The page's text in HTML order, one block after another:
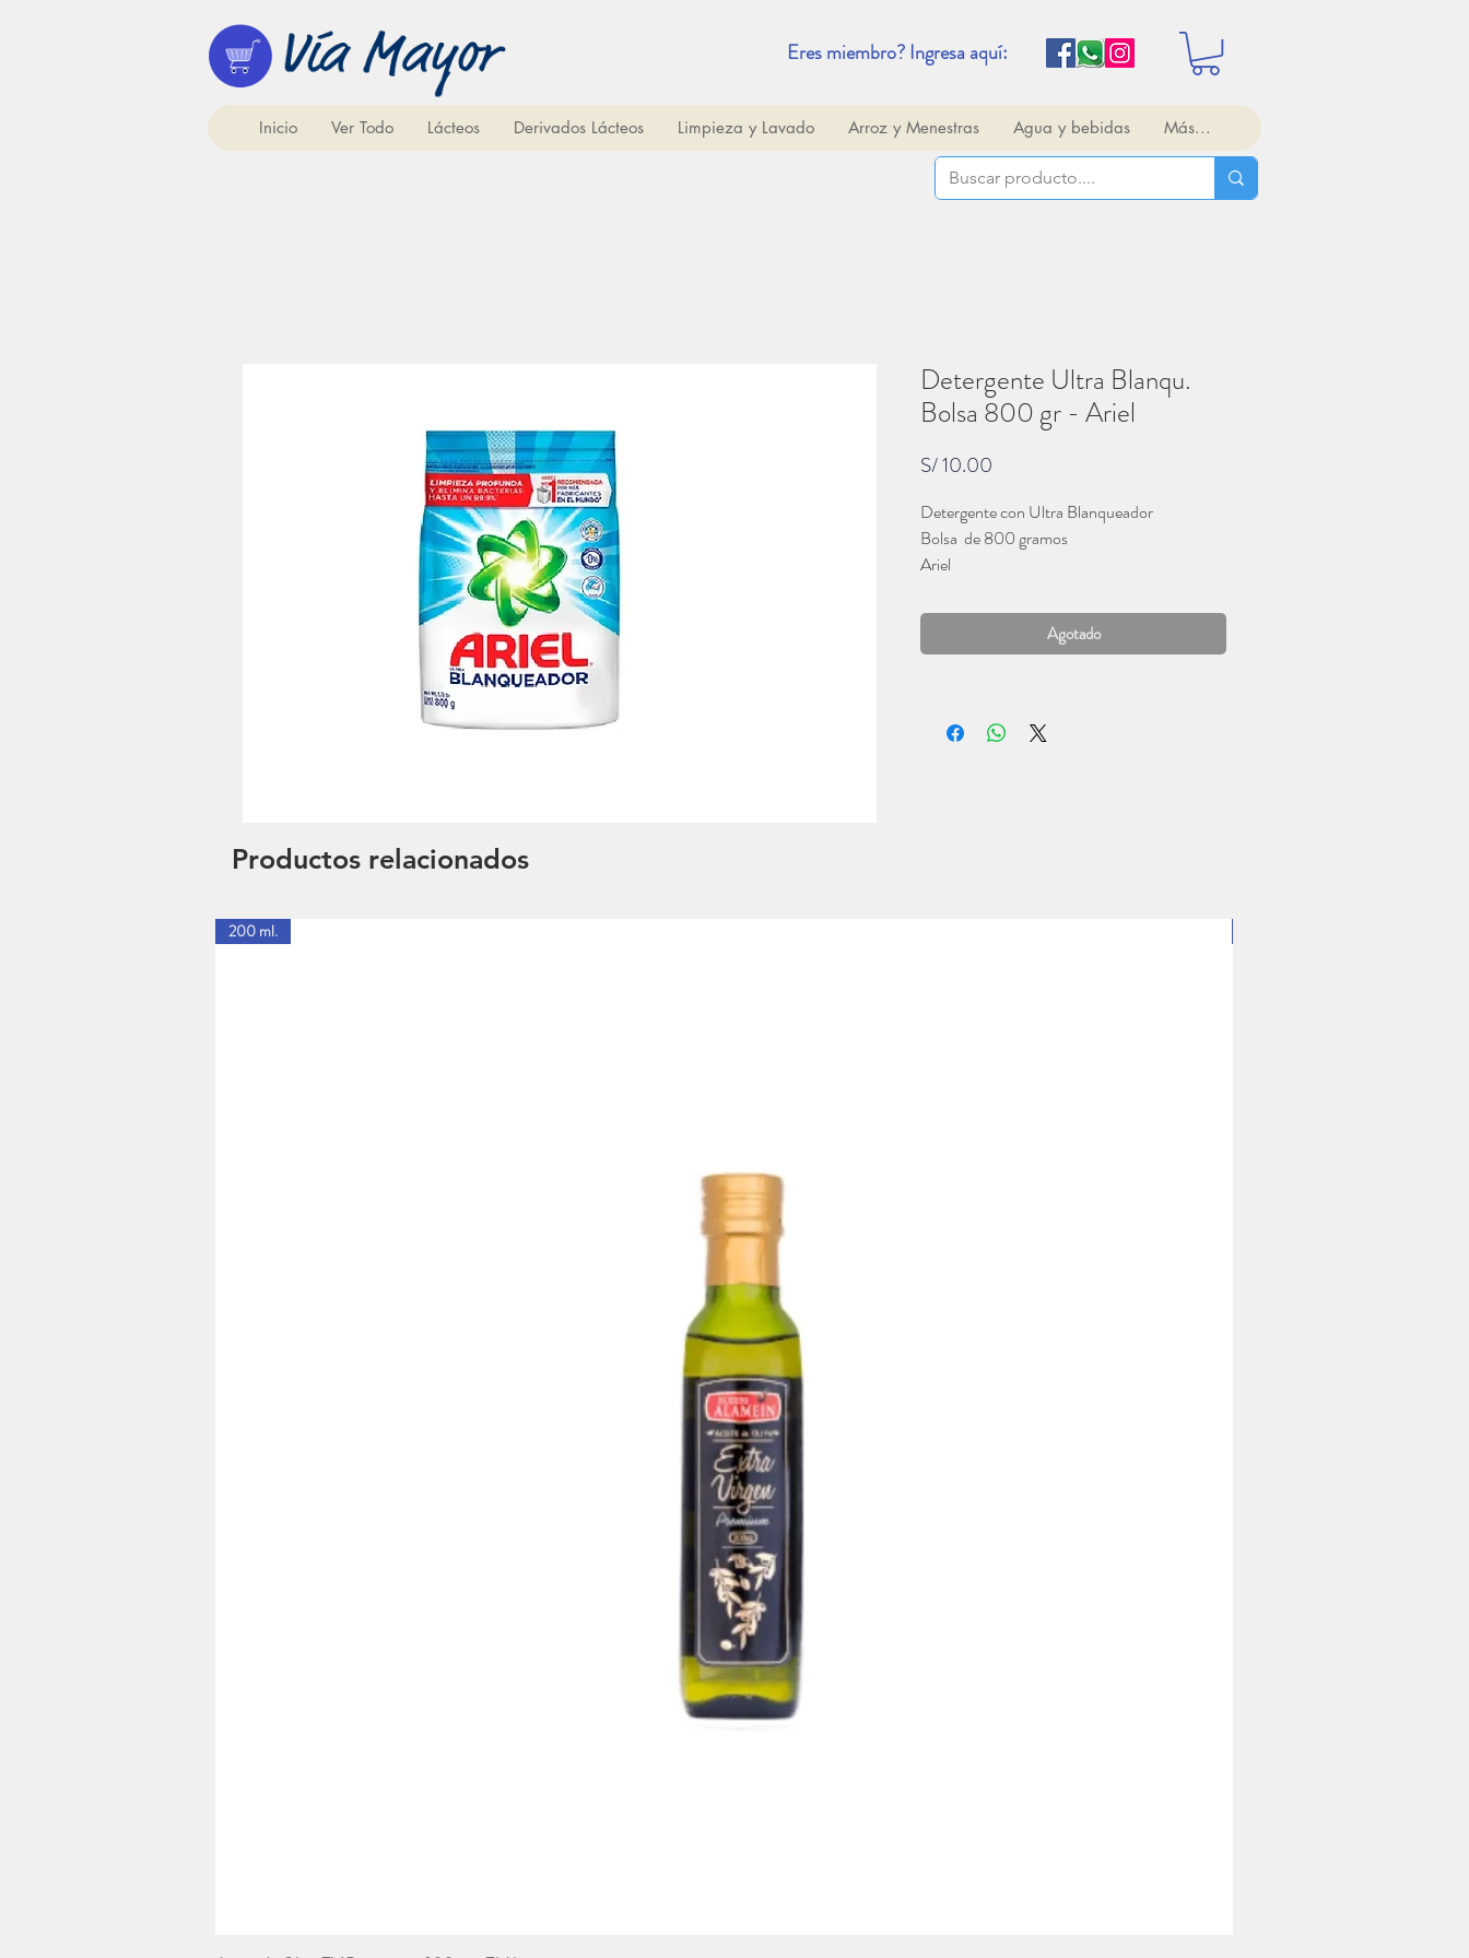
Eres miembro? Ingresa aquí:
Inicio Ver Todo Lácteos Derivados Lácteos Limpieza y Lavado Arroz y Menestras Agua y bebidas Más...
Detergente Ultra Blanqu.
Bolsa 800 gr - Ariel
S/ 10.00
Detergente con Ultra Blanqueador
Bolsa de 800 gramos
Ariel
Agotado
Productos relacionados
200 ml.